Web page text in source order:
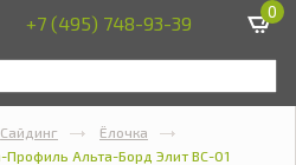
+7 (495) 748-93-39 0
Сайдинг
Ёлочка
Профиль Альта-Борд Элит ВС-01